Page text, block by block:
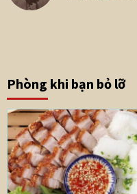
Phòng khi bạn bỏ lỡ